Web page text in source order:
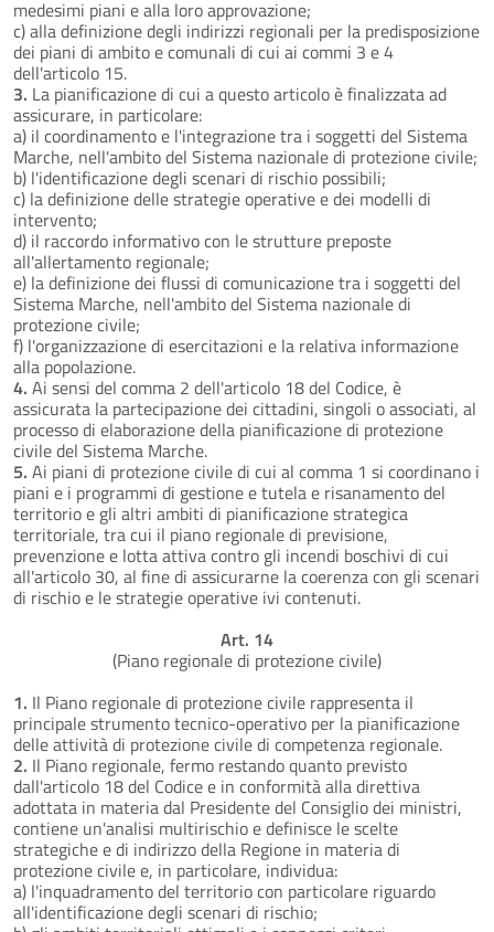
medesimi piani e alla loro approvazione;
c) alla definizione degli indirizzi regionali per la predisposizione
dei piani di ambito e comunali di cui ai commi 3 e 4
dell'articolo 15.
3. La pianificazione di cui a questo articolo è finalizzata ad
assicurare, in particolare:
a) il coordinamento e l'integrazione tra i soggetti del Sistema
Marche, nell'ambito del Sistema nazionale di protezione civile;
b) l'identificazione degli scenari di rischio possibili;
c) la definizione delle strategie operative e dei modelli di
intervento;
d) il raccordo informativo con le strutture preposte
all'allertamento regionale;
e) la definizione dei flussi di comunicazione tra i soggetti del
Sistema Marche, nell'ambito del Sistema nazionale di
protezione civile;
f) l'organizzazione di esercitazioni e la relativa informazione
alla popolazione.
4. Ai sensi del comma 2 dell'articolo 18 del Codice, è
assicurata la partecipazione dei cittadini, singoli o associati, al
processo di elaborazione della pianificazione di protezione
civile del Sistema Marche.
5. Ai piani di protezione civile di cui al comma 1 si coordinano i
piani e i programmi di gestione e tutela e risanamento del
territorio e gli altri ambiti di pianificazione strategica
territoriale, tra cui il piano regionale di previsione,
prevenzione e lotta attiva contro gli incendi boschivi di cui
all'articolo 30, al fine di assicurarne la coerenza con gli scenari
di rischio e le strategie operative ivi contenuti.
Art. 14
(Piano regionale di protezione civile)
1. Il Piano regionale di protezione civile rappresenta il
principale strumento tecnico-operativo per la pianificazione
delle attività di protezione civile di competenza regionale.
2. Il Piano regionale, fermo restando quanto previsto
dall'articolo 18 del Codice e in conformità alla direttiva
adottata in materia dal Presidente del Consiglio dei ministri,
contiene un'analisi multirischio e definisce le scelte
strategiche e di indirizzo della Regione in materia di
protezione civile e, in particolare, individua:
a) l'inquadramento del territorio con particolare riguardo
all'identificazione degli scenari di rischio;